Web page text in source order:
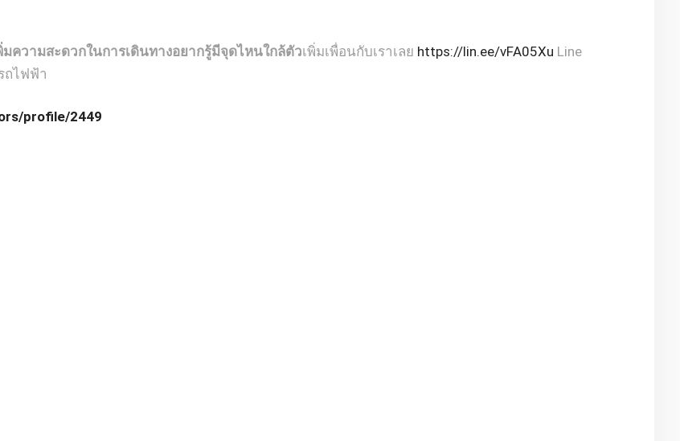
ความสะดวกในการเดินทางอยากรู้มีจุดไหนใกล้ตัวเพิ่มเพื่อนกับเราเลย https://lin.ee/vFA05Xu Line
ถไฟฟ้า
profile/2449